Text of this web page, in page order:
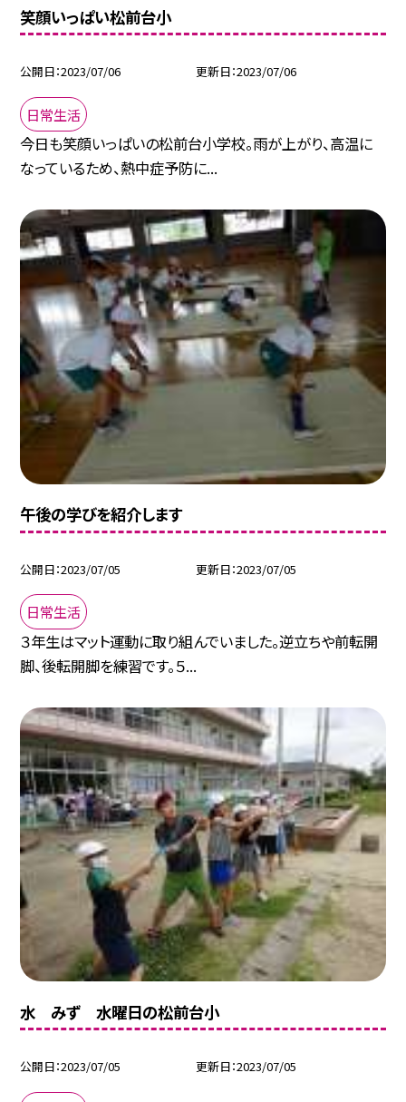
笑顔いっぱい松前台小
公開日 2023/07/06 更新日 2023/07/06
日常生活
今日も笑顔いっぱいの松前台小学校。雨が上がり、高温に
なっているため、熱中症予防に...
午後の学びを紹介します
公開日 2023/07/05 更新日 2023/07/05
日常生活
３年生はマット運動に取り組んでいました。逆立ちや前転開
脚、後転開脚を練習です。５...
水 みず 水曜日の松前台小
公開日 2023/07/05 更新日 2023/07/05